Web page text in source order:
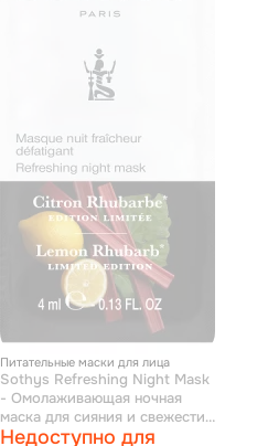
Питательные маски для лица
Sothys Refreshing Night Mask
- Омолаживающая ночная
маска для сияния и свежести
кожи лимон-ревень 4 мл х 8
Недоступно для